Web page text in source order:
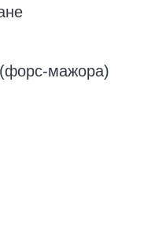
мажора)